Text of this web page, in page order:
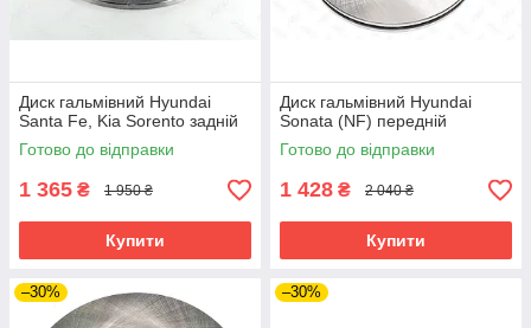
Диск гальмівний Hyundai
Santa Fe, Kia Sorento задній
Готово до відправки
1 365 ₴ 1 950 ₴
Купити
Диск гальмівний Hyundai
Sonata (NF) передній
Готово до відправки
1 428 ₴ 2 040 ₴
Купити
–30% –30%